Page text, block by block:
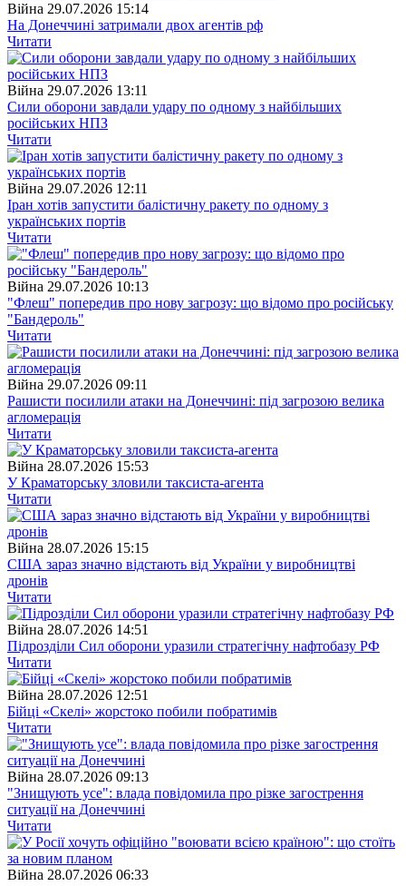
Війна 29.07.2026 15:14
На Донеччині затримали двох агентів рф
Читати
Війна 29.07.2026 13:11
Сили оборони завдали удару по одному з найбільших
російських НПЗ
Читати
Війна 29.07.2026 12:11
Іран хотів запустити балістичну ракету по одному з
українських портів
Читати
Війна 29.07.2026 10:13
"Флеш" попередив про нову загрозу: що відомо про російську
"Бандероль"
Читати
Війна 29.07.2026 09:11
Рашисти посилили атаки на Донеччині: під загрозою велика
агломерація
Читати
Війна 28.07.2026 15:53
У Краматорську зловили таксиста-агента
Читати
Війна 28.07.2026 15:15
США зараз значно відстають від України у виробництві
дронів
Читати
Війна 28.07.2026 14:51
Підрозділи Сил оборони уразили стратегічну нафтобазу РФ
Читати
Війна 28.07.2026 12:51
Бійці «Скелі» жорстоко побили побратимів
Читати
Війна 28.07.2026 09:13
"Знищують усе": влада повідомила про різке загострення
ситуації на Донеччині
Читати
Війна 28.07.2026 06:33